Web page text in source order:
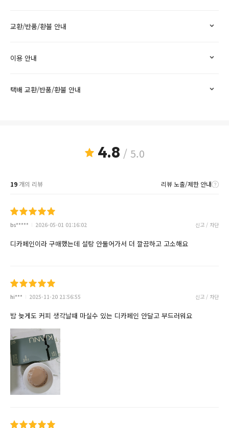
교환/반품/환불 안내
이용 안내
택배 교환/반품/환불 안내
4.8 / 5.0
19개의 리뷰 리뷰 노출/제한 안내
bs***** 2026-05-01 01:16:02 신고 / 차단
디카페인이라 구매했는데 설탕 안둘어가서 더 깔끔하고 고소해요
hi*** 2025-11-20 21:56:55 신고 / 차단
밤 늦게도 커피 생각날때 마실수 있는 디카페인 안달고 부드러워요